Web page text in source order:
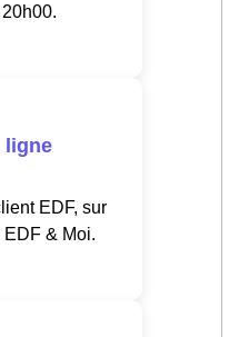
ligne
EDF, sur
EDF & Moi.